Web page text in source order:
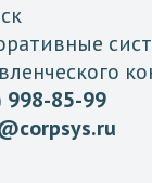
998-85-99